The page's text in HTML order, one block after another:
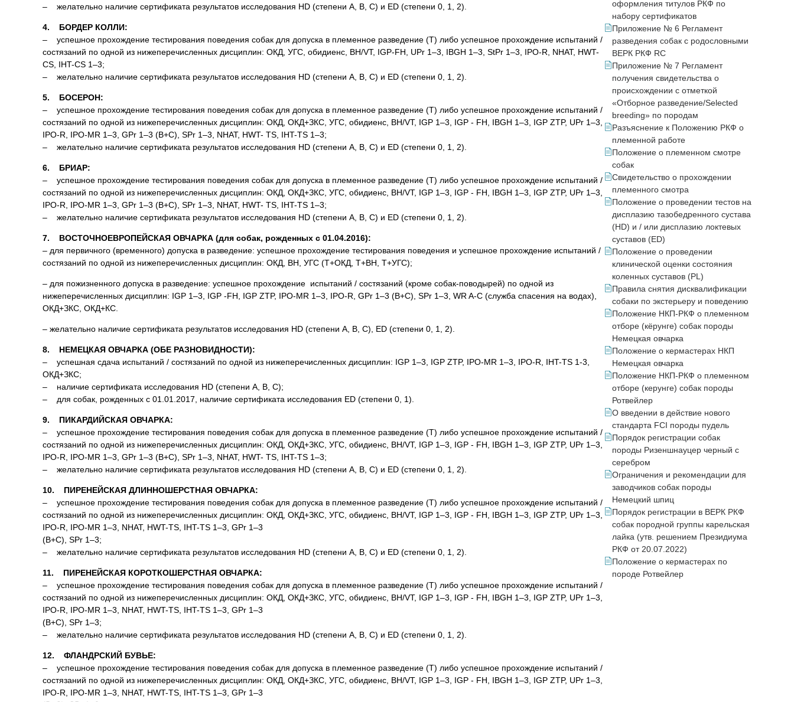
– желательно наличие сертификата результатов исследования HD (степени A, B, C) и ED (степени 0, 1, 2).
4. БОРДЕР КОЛЛИ:
– успешное прохождение тестирования поведения собак для допуска в племенное разведение (Т) либо успешное прохождение испытаний /
состязаний по одной из нижеперечисленных дисциплин: ОКД, УГС, обидиенс, BH/VT, IGP-FH, UPr 1–3, IBGH 1–3, StPr 1–3, IPO-R, NHAT, HWT-
CS, IHT-CS 1–3;
– желательно наличие сертификата результатов исследования HD (степени A, B, C) и ED (степени 0, 1, 2).
5. БОСЕРОН:
– успешное прохождение тестирования поведения собак для допуска в племенное разведение (Т) либо успешное прохождение испытаний /
состязаний по одной из нижеперечисленных дисциплин: ОКД, ОКД+ЗКС, УГС, обидиенс, BH/VT, IGP 1–3, IGP - FH, IBGH 1–3, IGP ZTP, UPr 1–3,
IPO-R, IPO-MR 1–3, GPr 1–3 (B+C), SPr 1–3, NHAT, HWT- TS, IHT-TS 1–3;
– желательно наличие сертификата результатов исследования HD (степени A, B, C) и ED (степени 0, 1, 2).
6. БРИАР:
– успешное прохождение тестирования поведения собак для допуска в племенное разведение (Т) либо успешное прохождение испытаний /
состязаний по одной из нижеперечисленных дисциплин: ОКД, ОКД+ЗКС, УГС, обидиенс, BH/VT, IGP 1–3, IGP - FH, IBGH 1–3, IGP ZTP, UPr 1–3,
IPO-R, IPO-MR 1–3, GPr 1–3 (B+C), SPr 1–3, NHAT, HWT- TS, IHT-TS 1–3;
– желательно наличие сертификата результатов исследования HD (степени A, B, C) и ED (степени 0, 1, 2).
7. ВОСТОЧНОЕВРОПЕЙСКАЯ ОВЧАРКА (для собак, рожденных с 01.04.2016):
– для первичного (временного) допуска в разведение: успешное прохождение тестирования поведения и успешное прохождение испытаний /
состязаний по одной из нижеперечисленных дисциплин: ОКД, ВН, УГС (Т+ОКД, Т+BH, Т+УГС);
– для пожизненного допуска в разведение: успешное прохождение испытаний / состязаний (кроме собак-поводырей) по одной из
нижеперечисленных дисциплин: IGP 1–3, IGP -FH, IGP ZTP, IPO-MR 1–3, IPO-R, GPr 1–3 (B+C), SPr 1–3, WR A-C (служба спасения на водах),
ОКД+ЗКС, ОКД+КС.
– желательно наличие сертификата результатов исследования HD (степени A, B, C), ED (степени 0, 1, 2).
8. НЕМЕЦКАЯ ОВЧАРКА (ОБЕ РАЗНОВИДНОСТИ):
– успешная сдача испытаний / состязаний по одной из нижеперечисленных дисциплин: IGP 1–3, IGP ZTP, IPO-MR 1–3, IPO-R, IHT-TS 1-3,
ОКД+ЗКС;
– наличие сертификата исследования HD (степени A, B, C);
– для собак, рожденных с 01.01.2017, наличие сертификата исследования ED (степени 0, 1).
9. ПИКАРДИЙСКАЯ ОВЧАРКА:
– успешное прохождение тестирования поведения собак для допуска в племенное разведение (Т) либо успешное прохождение испытаний /
состязаний по одной из нижеперечисленных дисциплин: ОКД, ОКД+ЗКС, УГС, обидиенс, BH/VT, IGP 1–3, IGP - FH, IBGH 1–3, IGP ZTP, UPr 1–3,
IPO-R, IPO-MR 1–3, GPr 1–3 (B+C), SPr 1–3, NHAT, HWT- TS, IHT-TS 1–3;
– желательно наличие сертификата результатов исследования HD (степени A, B, C) и ED (степени 0, 1, 2).
10. ПИРЕНЕЙСКАЯ ДЛИННОШЕРСТНАЯ ОВЧАРКА:
– успешное прохождение тестирования поведения собак для допуска в племенное разведение (Т) либо успешное прохождение испытаний /
состязаний по одной из нижеперечисленных дисциплин: ОКД, ОКД+ЗКС, УГС, обидиенс, BH/VT, IGP 1–3, IGP - FH, IBGH 1–3, IGP ZTP, UPr 1–3,
IPO-R, IPO-MR 1–3, NHAT, HWT-TS, IHT-TS 1–3, GPr 1–3
(B+C), SPr 1–3;
– желательно наличие сертификата результатов исследования HD (степени A, B, C) и ED (степени 0, 1, 2).
11. ПИРЕНЕЙСКАЯ КОРОТКОШЕРСТНАЯ ОВЧАРКА:
– успешное прохождение тестирования поведения собак для допуска в племенное разведение (Т) либо успешное прохождение испытаний /
состязаний по одной из нижеперечисленных дисциплин: ОКД, ОКД+ЗКС, УГС, обидиенс, BH/VT, IGP 1–3, IGP - FH, IBGH 1–3, IGP ZTP, UPr 1–3,
IPO-R, IPO-MR 1–3, NHAT, HWT-TS, IHT-TS 1–3, GPr 1–3
(B+C), SPr 1–3;
– желательно наличие сертификата результатов исследования HD (степени A, B, C) и ED (степени 0, 1, 2).
12. ФЛАНДРСКИЙ БУВЬЕ:
– успешное прохождение тестирования поведения собак для допуска в племенное разведение (Т) либо успешное прохождение испытаний /
состязаний по одной из нижеперечисленных дисциплин: ОКД, ОКД+ЗКС, УГС, обидиенс, BH/VT, IGP 1–3, IGP - FH, IBGH 1–3, IGP ZTP, UPr 1–3,
IPO-R, IPO-MR 1–3, NHAT, HWT-TS, IHT-TS 1–3, GPr 1–3
оформления титулов РКФ по
набору сертификатов
Приложение № 6 Регламент
разведения собак с родословными
ВЕРК РКФ RC
Приложение № 7 Регламент
получения свидетельства о
происхождении с отметкой
«Отборное разведение/Selected
breeding» по породам
Разъяснение к Положению РКФ о
племенной работе
Положение о племенном смотре
собак
Свидетельство о прохождении
племенного смотра
Положение о проведении тестов на
дисплазию тазобедренного сустава
(HD) и / или дисплазию локтевых
суставов (ED)
Положение о проведении
клинической оценки состояния
коленных суставов (PL)
Правила снятия дисквалификации
собаки по экстерьеру и поведению
Положение НКП-РКФ о племенном
отборе (кёрунге) собак породы
Немецкая овчарка
Положение о кермастерах НКП
Немецкая овчарка
Положение НКП-РКФ о племенном
отборе (керунге) собак породы
Ротвейлер
О введении в действие нового
стандарта FCI породы пудель
Порядок регистрации собак
породы Ризеншнауцер черный с
серебром
Ограничения и рекомендации для
заводчиков собак породы
Немецкий шпиц
Порядок регистрации в ВЕРК РКФ
собак породной группы карельская
лайка (утв. решением Президиума
РКФ от 20.07.2022)
Положение о кермастерах по
породе Ротвейлер